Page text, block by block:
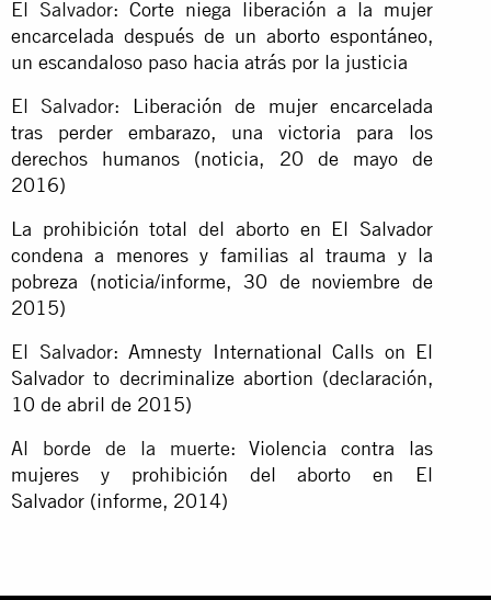
El Salvador: Corte niega liberación a la mujer
encarcelada después de un aborto espontáneo,
un escandaloso paso hacia atrás por la justicia
El Salvador:
Liberación de mujer encarcelada
tras perder embarazo, una victoria para los
derechos humanos (noticia, 20 de mayo de
2016)
La prohibición total del aborto en El Salvador
condena a menores y familias al trauma y la
pobreza (noticia/informe, 30 de noviembre de
2015)
El Salvador:Amnesty International Calls on El
Salvador to decriminalize abortion (declaración,
10 de abril de 2015)
Al borde de la muerte:Violencia contra las
mujeres y prohibición del aborto en El
Salvador (informe, 2014)